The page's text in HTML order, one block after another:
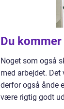
Du
Noget som også
med arbejdet.
derfor også ånde
være rigtig godt